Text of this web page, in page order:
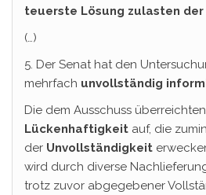
teuerste Lösung zulasten
(…)
5. Der Senat hat den
mehrfach unvollständig
Die dem Ausschuss
Lückenhaftigkeit auf, die
der Unvollständigkeit
wird durch diverse
trotz zuvor abgegebener